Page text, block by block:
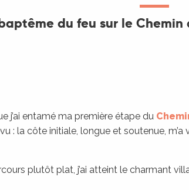
du feu sur le
j’ai entamé ma première étape du
: la côte initiale, longue et soutenue,
plutôt plat, j’ai atteint le charmant